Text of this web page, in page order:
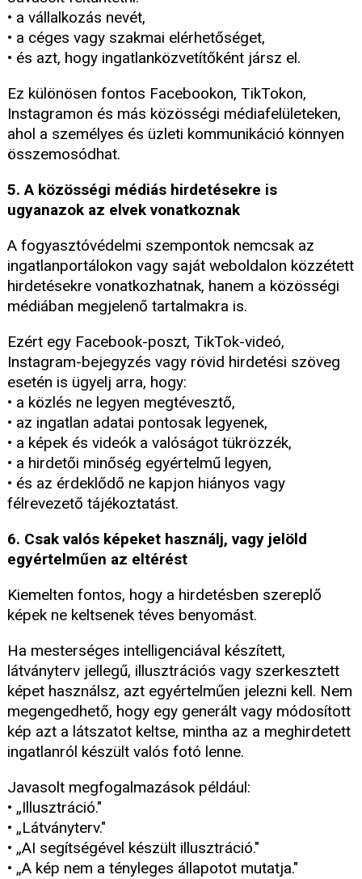
• a vállalkozás nevét,
• a céges vagy szakmai elérhetőséget,
• és azt, hogy ingatlanközvetítőként jársz el.
Ez különösen fontos Facebookon, TikTokon,
Instagramon és más közösségi médiafelületeken,
ahol a személyes és üzleti kommunikáció könnyen
összemosódhat.
5. A közösségi médiás hirdetésekre is
ugyanazok az elvek vonatkoznak
A fogyasztóvédelmi szempontok nemcsak az
ingatlanportálokon vagy saját weboldalon közzétett
hirdetésekre vonatkozhatnak, hanem a közösségi
médiában megjelenő tartalmakra is.
Ezért egy Facebook-poszt, TikTok-videó,
Instagram-bejegyzés vagy rövid hirdetési szöveg
esetén is ügyelj arra, hogy:
• a közlés ne legyen megtévesztő,
• az ingatlan adatai pontosak legyenek,
• a képek és videók a valóságot tükrözzék,
• a hirdetői minőség egyértelmű legyen,
• és az érdeklődő ne kapjon hiányos vagy
félrevezető tájékoztatást.
6. Csak valós képeket használj, vagy jelöld
egyértelműen az eltérést
Kiemelten fontos, hogy a hirdetésben szereplő
képek ne keltsenek téves benyomást.
Ha mesterséges intelligenciával készített,
látványterv jellegű, illusztrációs vagy szerkesztett
képet használsz, azt egyértelműen jelezni kell. Nem
megengedhető, hogy egy generált vagy módosított
kép azt a látszatot keltse, mintha az a meghirdetett
ingatlanról készült valós fotó lenne.
Javasolt megfogalmazások például:
• „Illusztráció."
• „Látványterv."
• „AI segítségével készült illusztráció."
• „A kép nem a tényleges állapotot mutatja."